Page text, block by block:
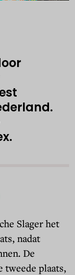
Slager het
nadat
De
tweede plaats,